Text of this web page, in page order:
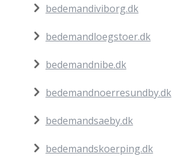
bedemandiviborg.dk
bedemandloegstoer.dk
bedemandnibe.dk
bedemandnoerresundby.dk
bedemandsaeby.dk
bedemandskoerping.dk